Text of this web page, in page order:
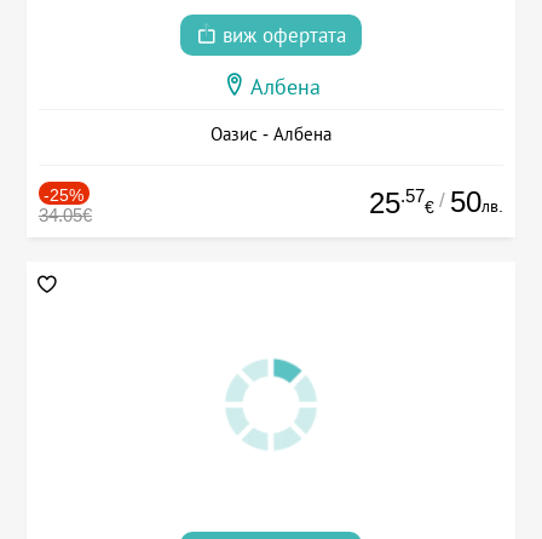
виж офертата
Албена
Оазис - Албена
-25%
34.05€ 25.57
€ / 50лв.